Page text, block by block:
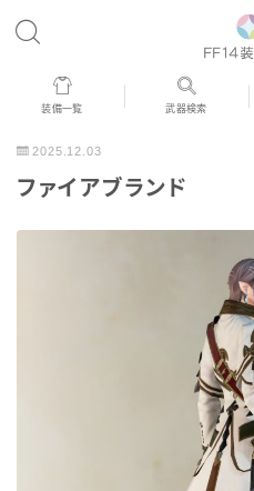
MENU
歴代ジョブAF
アネモス（染色可能紅蓮AF）
装備一覧 武器検索
2025.12.03
ファイアブランド